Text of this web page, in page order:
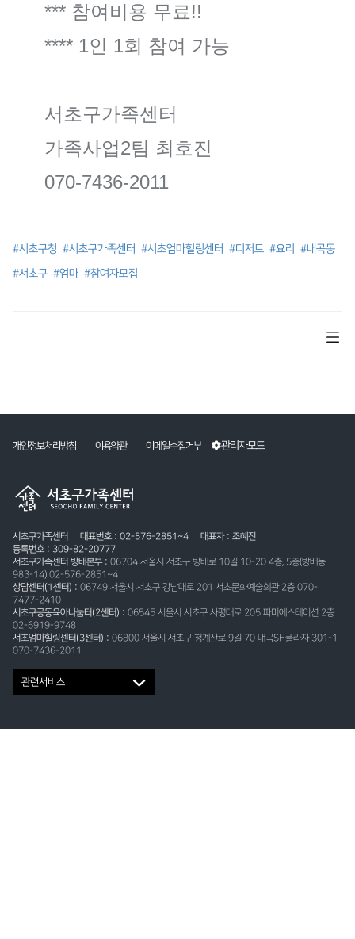
*** 참여비용 무료!!
**** 1인 1회 참여 가능
서초구가족센터
가족사업2팀 최호진
070-7436-2011
#서초구청 #서초구가족센터 #서초엄마힐링센터 #디저트 #요리
#내곡동
#서초구 #엄마 #참여자모집
개인정보처리방침 이용약관 이메일수집거부 관리자모드
서초구가족센터 대표번호 : 02-576-2851~4
대표자 : 조혜진
등록번호 : 309-82-20777
서초구가족센터 방배본부 : 06704 서울시 서초구 방배로 10길 10-20 4층, 5층(방배동
983-14) 02-576-2851~4
상담센터(1센터) : 06749 서울시 서초구 강남대로 201 서초문화예술회관 2층 070-
7477-2410
서초구공동육아나눔터(2센터) : 06545 서울시 서초구 사평대로 205 파미에스테이션 2층
02-6919-9748
서초엄마힐링센터(3센터) : 06800 서울시 서초구 청계산로 9길 70 내곡SH플라자 301-1
070-7436-2011
관련서비스